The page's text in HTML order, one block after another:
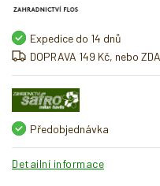
Expedice do 14 dnů
DOPRAVA 149 Kč, nebo
Předobjednávka
Detailní informace